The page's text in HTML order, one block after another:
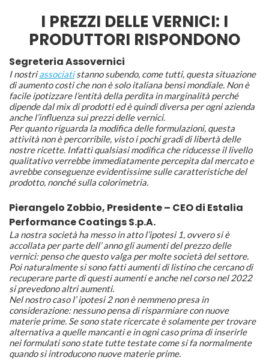
I PREZZI DELLE VERNICI: I
PRODUTTORI RISPONDONO
Segreteria Assovernici
I nostriassociatistanno subendo, come tutti, questa situazione
di aumento costi che non è solo italiana bensì mondiale. Non è
facile ipotizzare l’entità della perdita in marginalità perché
dipende dal mix di prodotti ed è quindi diversa per ogni azienda
anche l’influenza sui prezzi delle vernici.
Per quanto riguarda la modifica delle formulazioni, questa
attività non è percorribile, visto i pochi gradi di libertà delle
nostre ricette. Infatti qualsiasi modifica che riducesse il livello
qualitativo verrebbe immediatamente percepita dal mercato e
avrebbe conseguenze evidentissime sulle caratteristiche del
prodotto, nonché sulla colorimetria.
Pierangelo Zobbio, Presidente – CEO di Estalia
Performance Coatings S.p.A.
La nostra società ha messo in atto l’ipotesi 1, ovvero si è
accollata per parte dell’ anno gli aumenti del prezzo delle
vernici: penso che questo valga per molte società del settore.
Poi naturalmente si sono fatti aumenti di listino che cercano di
recuperare parte di questi aumenti e anche nel corso nel 2022
si prevedono altri aumenti.
Nel nostro caso l’ ipotesi 2 non è nemmeno presa in
considerazione: nessuno pensa di risparmiare con nuove
materie prime. Se sono state ricercate è solamente per trovare
alternativa a quelle mancanti e in ogni caso prima di inserirle
nei formulati sono state tutte testate come si fa normalmente
quando si introducono nuove materie prime.